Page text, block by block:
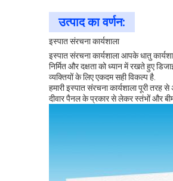
उत्पाद का वर्णन:
इस्पात संरचना कार्यशाला
इस्पात संरचना कार्यशाला आपके धातु
निर्मित और दक्षता को ध्यान में रखते हुए
व्यक्तियों के लिए एकदम सही विकल्प है.
हमारी इस्पात संरचना कार्यशाला पूरी
दीवार पैनल के प्रकार से लेकर स्तंभों और